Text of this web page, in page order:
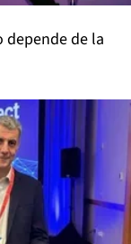
depende de la